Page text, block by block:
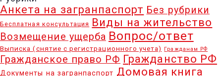
Анкета на загранпаспорт Без рубрики
Бесплатная консультация Виды на жительство
Возмещение ущерба Вопрос/ответ
Выписка (снятие с регистрационного учета) Гражданам РФ
Гражданское право РФ Гражданство РФ
Документы на загранпаспорт Домовая книга